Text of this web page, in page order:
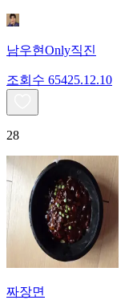
남우현Only직진
조회수 65425.12.10
28
짜장면